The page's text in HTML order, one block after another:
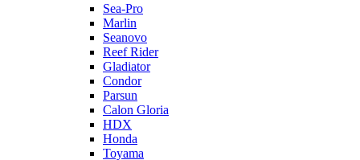
Sea-Pro
Marlin
Seanovo
Reef Rider
Gladiator
Condor
Parsun
Calon Gloria
HDX
Honda
Toyama